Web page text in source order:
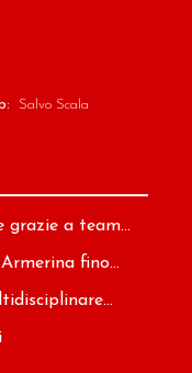
Salvo Scala
grazie a team...
fino...